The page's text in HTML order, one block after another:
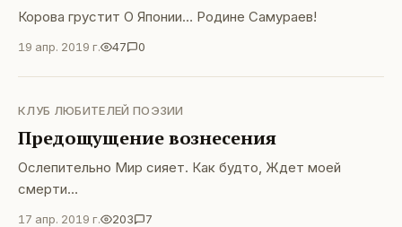
Корова грустит О Японии… Родине Самураев!
19 апр. 2019 г. 47 0
КЛУБ ЛЮБИТЕЛЕЙ ПОЭЗИИ
Предощущение вознесения
Ослепительно Мир сияет. Как будто, Ждет моей
смерти…
17 апр. 2019 г. 203 7